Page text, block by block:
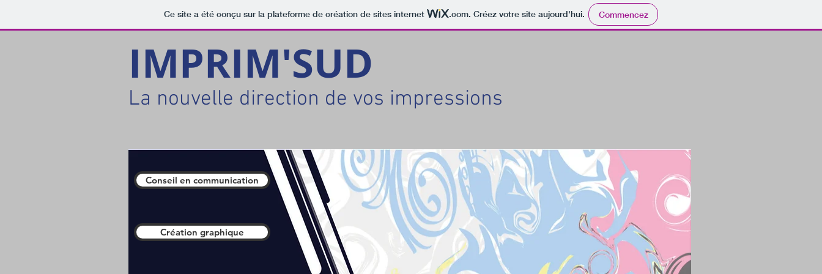
Ce site a été conçu sur la plateforme de création de sites internet .com. Créez votre site aujourd'hui. Commencez
IMPRIM'SUD
La nouvelle direction de vos impressions
Conseil en communication
Création graphique